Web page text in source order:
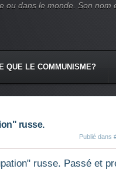
ou dans le monde. Son nom
QUE LE COMMUNISME?
russe.
Publié dans
russe. Passé et